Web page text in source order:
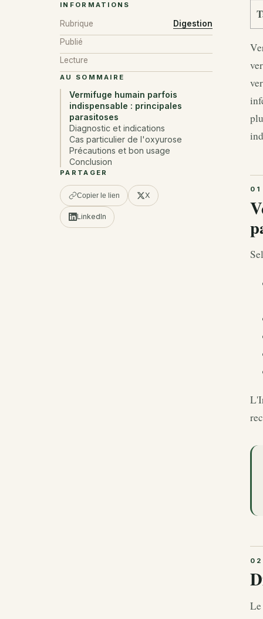
INFORMATIONS
Rubrique
Digestion
Publié
Lecture
AU SOMMAIRE
Vermifuge humain parfois
indispensable : principales
parasitoses
Diagnostic et indications
Cas particulier de l'oxyurose
Précautions et bon usage
Conclusion
PARTAGER
Copier le lien X
LinkedIn
Le